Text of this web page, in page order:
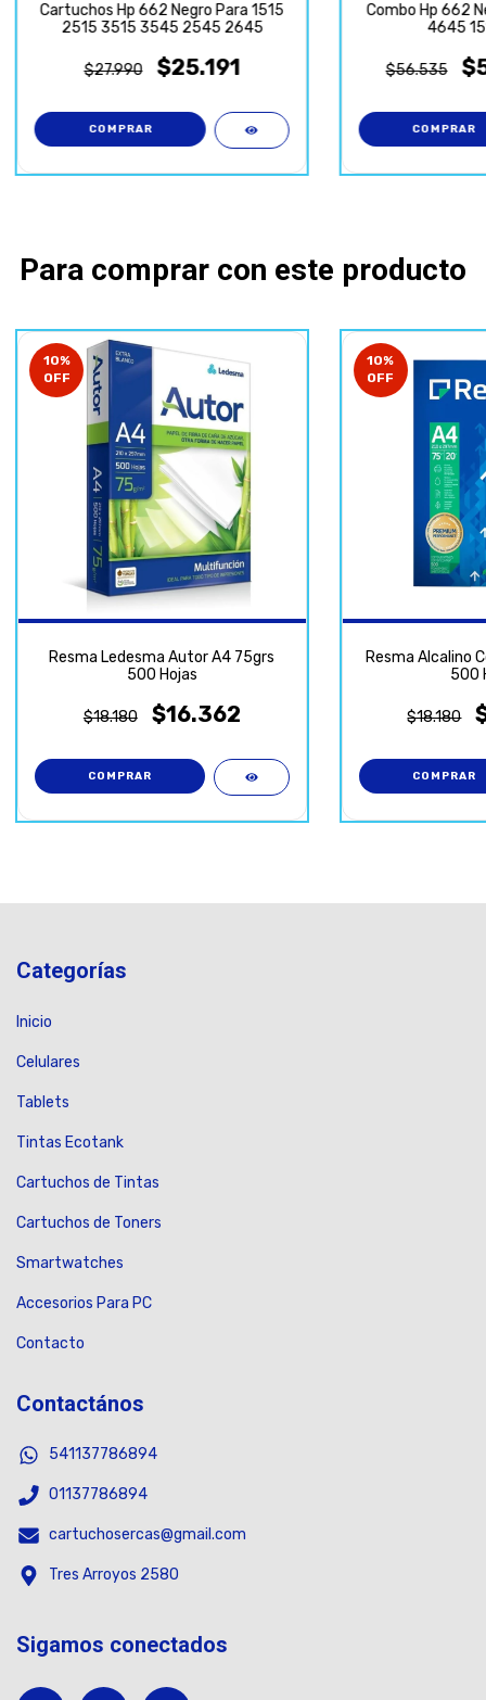
Cartuchos Hp 662 Negro Para 1515
2515 3515 3545 2545 2645
$27.990 $25.191
Combo Hp 662
4645
$56.535
Para comprar con este producto
10%
OFF
Resma Ledesma Autor A4 75grs
500 Hojas
$18.180 $16.362
10%
OFF
Resma Alcalino
500
$18.180
Categorías
Inicio
Celulares
Tablets
Tintas Ecotank
Cartuchos de Tintas
Cartuchos de Toners
Smartwatches
Accesorios Para PC
Contacto
Contactános
541137786894
01137786894
cartuchosercas@gmail.com
Tres Arroyos 2580
Sigamos conectados